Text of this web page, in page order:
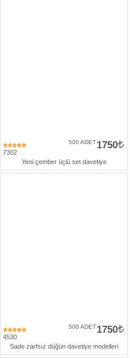
7302
1750
500 ADET
Yeni çember üçlü set davetiye
4530
1750
500 ADET
Sade zarfsız düğün davetiye modelleri